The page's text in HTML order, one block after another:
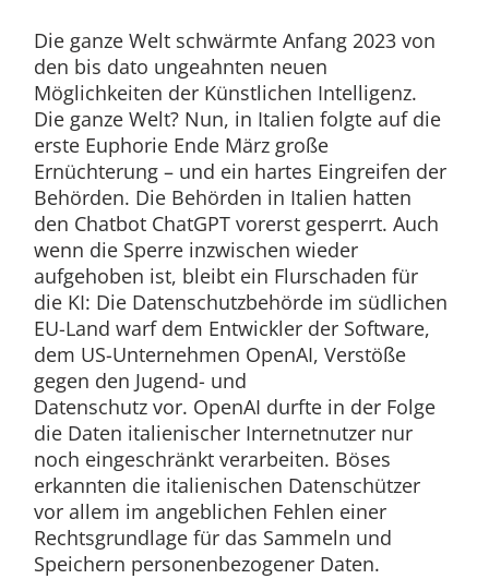
Die ganze Welt schwärmte Anfang 2023 von
den bis dato ungeahnten neuen
Möglichkeiten der Künstlichen Intelligenz.
Die ganze Welt? Nun, in Italien folgte auf die
erste Euphorie Ende März große
Ernüchterung – und ein hartes Eingreifen der
Behörden. Die Behörden in Italien hatten
den Chatbot ChatGPT vorerst gesperrt. Auch
wenn die Sperre inzwischen wieder
aufgehoben ist, bleibt ein Flurschaden für
die KI: Die Datenschutzbehörde im südlichen
EU-Land warf dem Entwickler der Software,
dem US-Unternehmen OpenAI, Verstöße
gegen den Jugend- und
Datenschutz vor. OpenAI durfte in der Folge
die Daten italienischer Internetnutzer nur
noch eingeschränkt verarbeiten. Böses
erkannten die italienischen Datenschützer
vor allem im angeblichen Fehlen einer
Rechtsgrundlage für das Sammeln und
Speichern personenbezogener Daten.